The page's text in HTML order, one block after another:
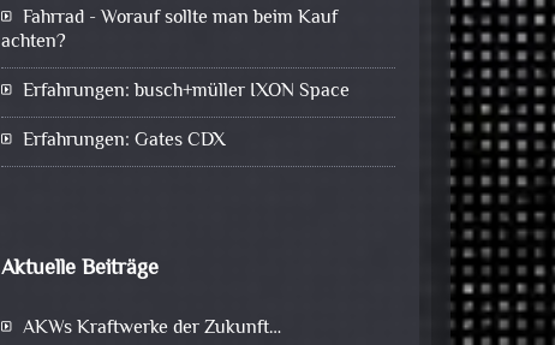
Fahrrad - Worauf sollte man beim Kauf
achten?
Erfahrungen: busch+müller IXON Space
Erfahrungen: Gates CDX
Aktuelle Beiträge
AKWs Kraftwerke der Zukunft…